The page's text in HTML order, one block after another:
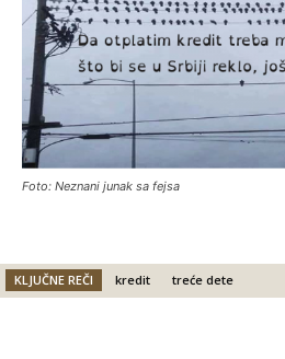
Foto: Neznani junak sa fejsa
KLJUČNE REČI kredit treće dete